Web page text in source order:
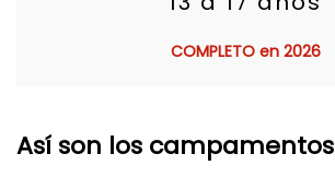
COMPLETO en 2026
Así son los campamentos